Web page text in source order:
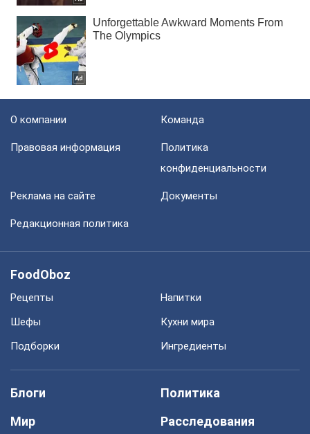
О компании Команда
Правовая информация
Политика
конфиденциальности
Реклама на сайте Документы
Редакционная политика
FoodOboz
Рецепты
Напитки
Шефы
Кухни мира
Подборки
Ингредиенты
Блоги
Политика
Мир
Расследования